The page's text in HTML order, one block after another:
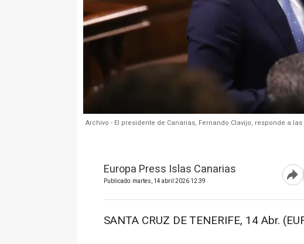
Archivo - El presidente de Canarias, Fernando Clavijo, responde a
Europa Press Islas Canarias
Publicado: martes, 14 abril 2026 12:39
SANTA CRUZ DE TENERIFE, 14 Abr.